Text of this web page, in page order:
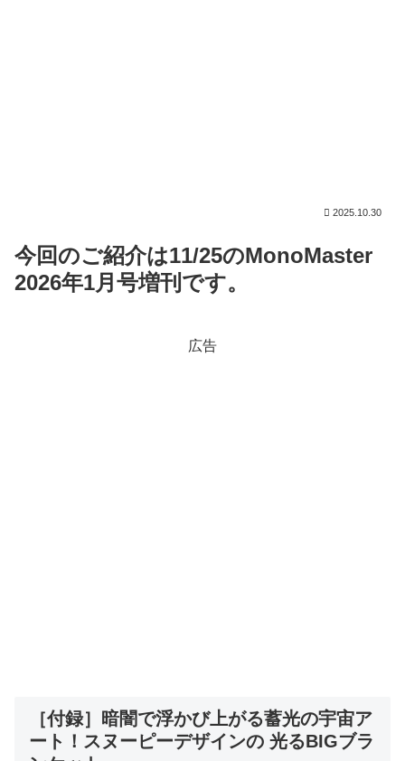
2025.10.30
今回のご紹介は11/25のMonoMaster
2026年1月号増刊です。
広告
［付録］暗闇で浮かび上がる蓄光の宇宙ア
ート！スヌーピーデザインの 光るBIGブラ